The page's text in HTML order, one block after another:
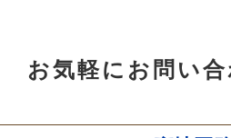
お気軽にお問い